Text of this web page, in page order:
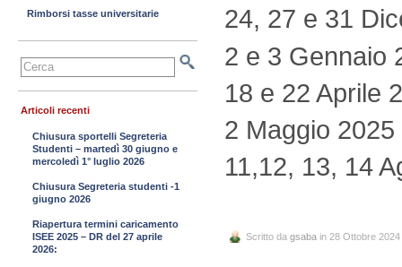
24, 27 e 31
2 e 3 Gennaio
18 e 22 Aprile
2 Maggio 2025
11,12, 13, 14
Scritto da gsaba in 28 Ottobre 2024
Rimborsi tasse universitarie
Articoli recenti
Chiusura sportelli Segreteria
Studenti – martedì 30 giugno e
mercoledì 1° luglio 2026
Chiusura Segreteria studenti -1
giugno 2026
Riapertura termini caricamento
ISEE 2025 – DR del 27 aprile
2026: